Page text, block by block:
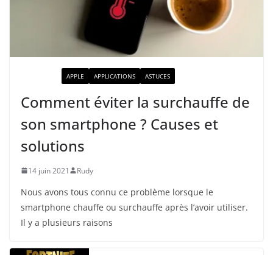
APPLE APPLICATIONS ASTUCES
Comment éviter la surchauffe de
son smartphone ? Causes et
solutions
14 juin 2021 Rudy
Nous avons tous connu ce problème lorsque le
smartphone chauffe ou surchauffe après l’avoir utiliser.
Il y a plusieurs raisons